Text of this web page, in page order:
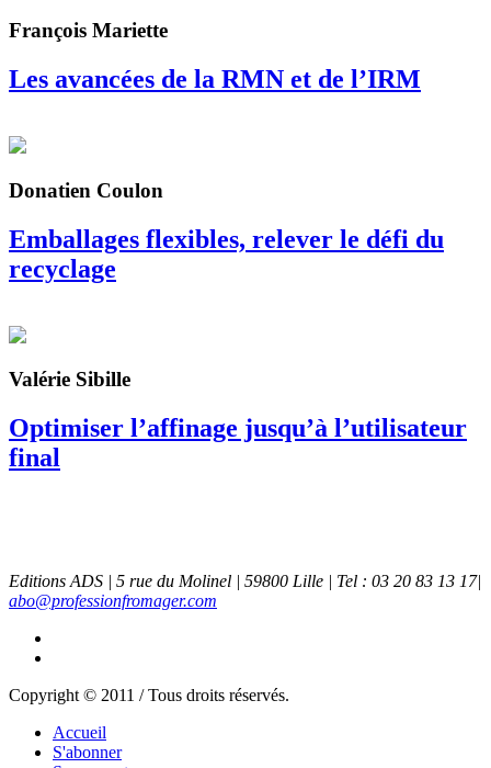
François Mariette
Les avancées de la RMN et de l’IRM
Donatien Coulon
Emballages flexibles, relever le défi du
recyclage
Valérie Sibille
Optimiser l’affinage jusqu’à l’utilisateur
final
Editions ADS | 5 rue du Molinel | 59800 Lille | Tel : 03 20 83 13 17|
abo@professionfromager.com
Copyright © 2011 / Tous droits réservés.
Accueil
S'abonner